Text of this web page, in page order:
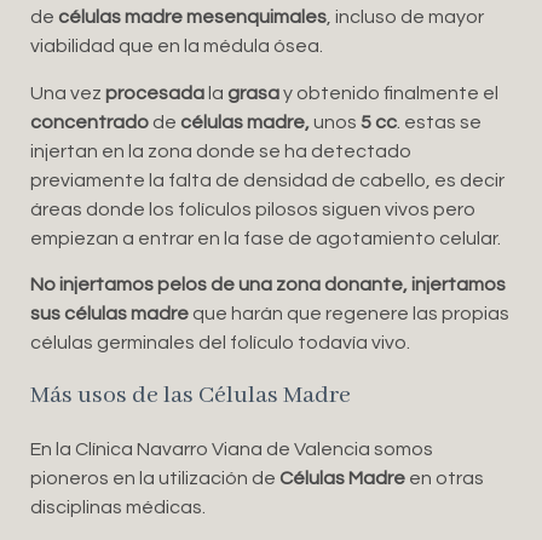
de células madremesenquimales, incluso de mayor
viabilidad que en la médula ósea.
Una vez procesada la grasay obtenido finalmente el
concentrado de células madre,unos 5 cc . estas se
injertan en la zona donde se ha detectado
previamente la falta de densidad de cabello, es decir
áreas donde los folículos pilosos siguen vivos pero
empiezan a entrar en la fase de agotamiento celular.
No injertamos pelos de una zona donante, injertamos
sus células madre que harán que regenere las propias
células germinales del folículo todavía vivo.
Más usos de las Células Madre
En la Clínica Navarro Viana de Valencia somos
pioneros en la utilización de Células Madre en otras
disciplinas médicas.